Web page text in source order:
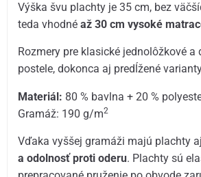
Výška švu plachty je 35 cm, bez
teda vhodnéaž 30 cm vysoké
Rozmery pre klasické jednolôžkové a
postele, dokonca aj predĺžené
Materiál: 80 % bavlna + 20 %
Gramáž: 190 g/m2
Vďaka vyššej gramáži majú plachty
a odolnosť proti oderu. Plachty sú